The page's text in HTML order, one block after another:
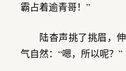
霸占着逾青哥！”
陆杳声挑了挑眉，
气自然：“嗯，所以呢？”